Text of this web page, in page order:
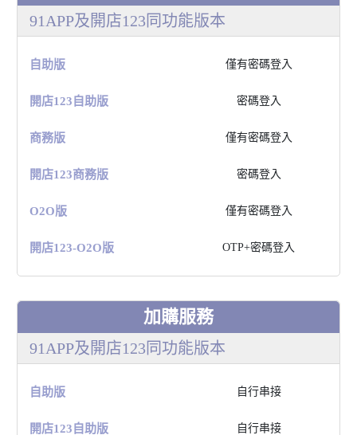
91APP及開店123同功能版本
⾃助版 僅有密碼登入
開店123⾃助版 密碼登入
商務版 僅有密碼登入
開店123商務版 密碼登入
O2O版 僅有密碼登入
開店123-O2O版 OTP+密碼登入
加購服務
91APP及開店123同功能版本
⾃助版 ⾃⾏串接
開店123⾃助版 ⾃⾏串接